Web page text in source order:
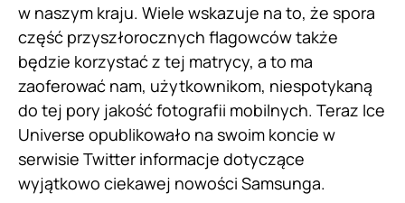
w naszym kraju. Wiele wskazuje na to, że spora
część przyszłorocznych flagowców także
będzie korzystać z tej matrycy, a to ma
zaoferować nam, użytkownikom, niespotykaną
do tej pory jakość fotografii mobilnych. Teraz Ice
Universe opublikowało na swoim koncie w
serwisie Twitter informacje dotyczące
wyjątkowo ciekawej nowości Samsunga.